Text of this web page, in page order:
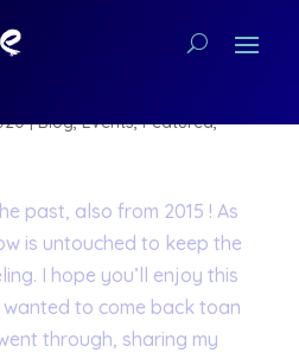
shared with
|Blog,Events,Featured,
past, also from 2015 ! As
is untouched to keep the
I hope you’ll enjoy this
wanted to come back toan
through, sharing my